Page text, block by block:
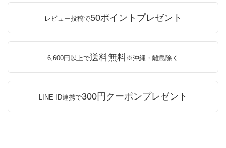
レビュー投稿で50ポイントプレゼント
6,600円以上で送料無料※沖縄・離島除く
LINE ID連携で300円クーポンプレゼント